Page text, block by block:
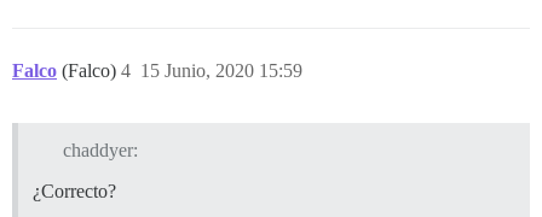
Falco (Falco) 15 Junio, 2020 15:59
4
chaddyer:
¿Correcto?